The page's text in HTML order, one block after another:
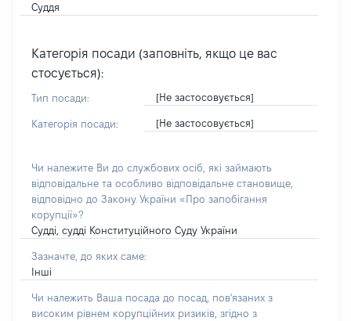
Суддя
Категорія посади (заповніть, якщо це вас
стосується):
Тип посади: [Не застосовується]
Категорія посади: [Не застосовується]
Чи належите Ви до службових осіб, які займають
відповідальне та особливо відповідальне становище,
відповідно до Закону України «Про запобігання
корупції»?
Судді, судді Конституційного Суду України
Зазначте, до яких саме:
Інші
Чи належить Ваша посада до посад, пов'язаних з
високим рівнем корупційних ризиків, згідно з